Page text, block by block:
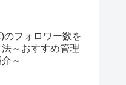
のフォロワー数を
～おすすめ管理
～